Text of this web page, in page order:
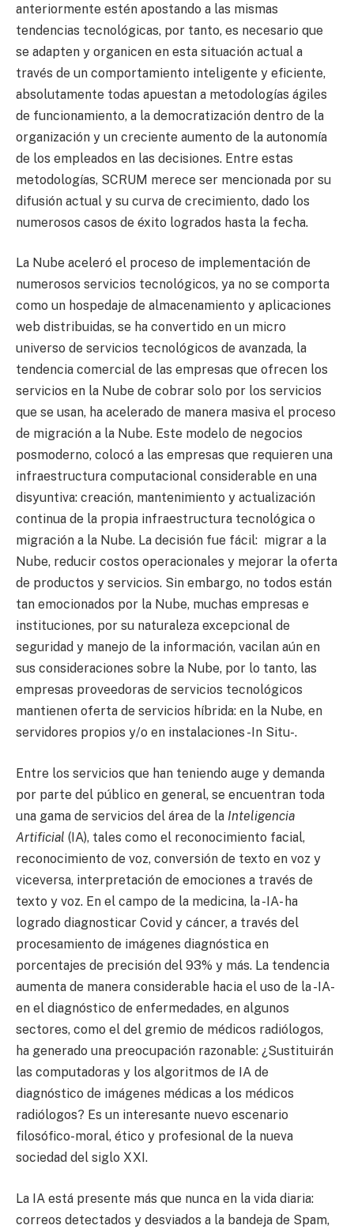
anteriormente estén apostando a las mismas
tendencias tecnológicas, por tanto, es necesario que
se adapten y organicen en esta situación actual a
través de un comportamiento inteligente y eficiente,
absolutamente todas apuestan a metodologías ágiles
de funcionamiento, a la democratización dentro de la
organización y un creciente aumento de la autonomía
de los empleados en las decisiones. Entre estas
metodologías, SCRUM merece ser mencionada por su
difusión actual y su curva de crecimiento, dado los
numerosos casos de éxito logrados hasta la fecha.
La Nube aceleró el proceso de implementación de
numerosos servicios tecnológicos, ya no se comporta
como un hospedaje de almacenamiento y aplicaciones
web distribuidas, se ha convertido en un micro
universo de servicios tecnológicos de avanzada, la
tendencia comercial de las empresas que ofrecen los
servicios en la Nube de cobrar solo por los servicios
que se usan, ha acelerado de manera masiva el proceso
de migración a la Nube. Este modelo de negocios
posmoderno, colocó a las empresas que requieren una
infraestructura computacional considerable en una
disyuntiva: creación, mantenimiento y actualización
continua de la propia infraestructura tecnológica o
migración a la Nube. La decisión fue fácil: migrar a la
Nube, reducir costos operacionales y mejorar la oferta
de productos y servicios. Sin embargo, no todos están
tan emocionados por la Nube, muchas empresas e
instituciones, por su naturaleza excepcional de
seguridad y manejo de la información, vacilan aún en
sus consideraciones sobre la Nube, por lo tanto, las
empresas proveedoras de servicios tecnológicos
mantienen oferta de servicios híbrida: en la Nube, en
servidores propios y/o en instalaciones -In Situ-.
Entre los servicios que han teniendo auge y demanda
por parte del público en general, se encuentran toda
una gama de servicios del área de la Inteligencia
Artificial (IA), tales como el reconocimiento facial,
reconocimiento de voz, conversión de texto en voz y
viceversa, interpretación de emociones a través de
texto y voz. En el campo de la medicina, la -IA- ha
logrado diagnosticar Covid y cáncer, a través del
procesamiento de imágenes diagnóstica en
porcentajes de precisión del 93% y más. La tendencia
aumenta de manera considerable hacia el uso de la -IA-
en el diagnóstico de enfermedades, en algunos
sectores, como el del gremio de médicos radiólogos,
ha generado una preocupación razonable: ¿Sustituirán
las computadoras y los algoritmos de IA de
diagnóstico de imágenes médicas a los médicos
radiólogos? Es un interesante nuevo escenario
filosófico-moral, ético y profesional de la nueva
sociedad del siglo XXI.
La IA está presente más que nunca en la vida diaria:
correos detectados y desviados a la bandeja de Spam,